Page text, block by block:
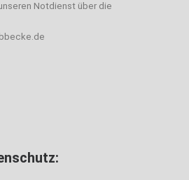
Notdienst über die